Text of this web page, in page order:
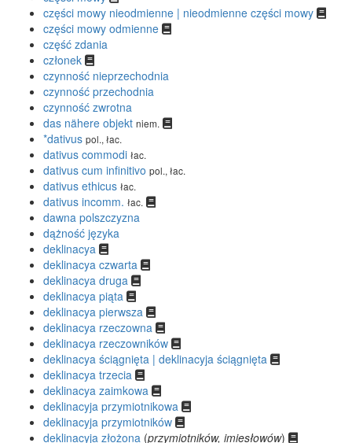
części mowy nieodmienne | nieodmienne części mowy
części mowy odmienne
część zdania
członek
czynność nieprzechodnia
czynność przechodnia
czynność zwrotna
das nähere objekt niem.
*dativus pol., łac.
dativus commodi łac.
dativus cum infinitivo pol., łac.
dativus ethicus łac.
dativus incomm. łac.
dawna polszczyzna
dążność języka
deklinacya
deklinacya czwarta
deklinacya druga
deklinacya piąta
deklinacya pierwsza
deklinacya rzeczowna
deklinacya rzeczowników
deklinacya ściągnięta | deklinacyja ściągnięta
deklinacya trzecia
deklinacya zaimkowa
deklinacyja przymiotnikowa
deklinacyja przymiotników
deklinacyja złożona (przymiotników, imiesłowów)